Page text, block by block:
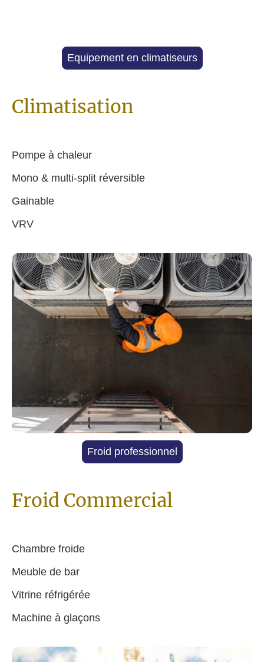
Equipement en climatiseurs
Climatisation
Pompe à chaleur
Mono & multi-split réversible
Gainable
VRV
Froid professionnel
Froid Commercial
Chambre froide
Meuble de bar
Vitrine réfrigérée
Machine à glaçons